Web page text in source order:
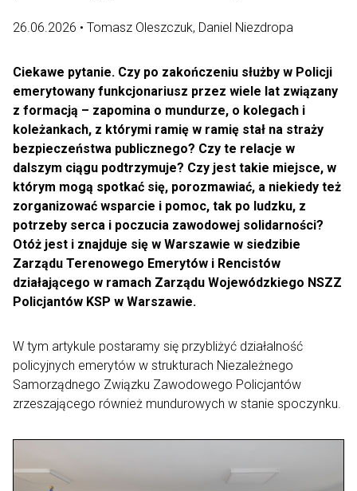
26.06.2026 • Tomasz Oleszczuk, Daniel Niezdropa
Ciekawe pytanie. Czy po zakończeniu służby w Policji
emerytowany funkcjonariusz przez wiele lat związany
z formacją – zapomina o mundurze, o kolegach i
koleżankach, z którymi ramię w ramię stał na straży
bezpieczeństwa publicznego? Czy te relacje w
dalszym ciągu podtrzymuje? Czy jest takie miejsce, w
którym mogą spotkać się, porozmawiać, a niekiedy też
zorganizować wsparcie i pomoc, tak po ludzku, z
potrzeby serca i poczucia zawodowej solidarności?
Otóż jest i znajduje się w Warszawie w siedzibie
Zarządu Terenowego Emerytów i Rencistów
działającego w ramach Zarządu Wojewódzkiego NSZZ
Policjantów KSP w Warszawie.
W tym artykule postaramy się przybliżyć działalność
policyjnych emerytów w strukturach Niezależnego
Samorządnego Związku Zawodowego Policjantów
zrzeszającego również mundurowych w stanie spoczynku.